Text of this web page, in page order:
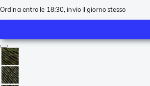
Ordina entro le 18:30, invio il giorno stesso